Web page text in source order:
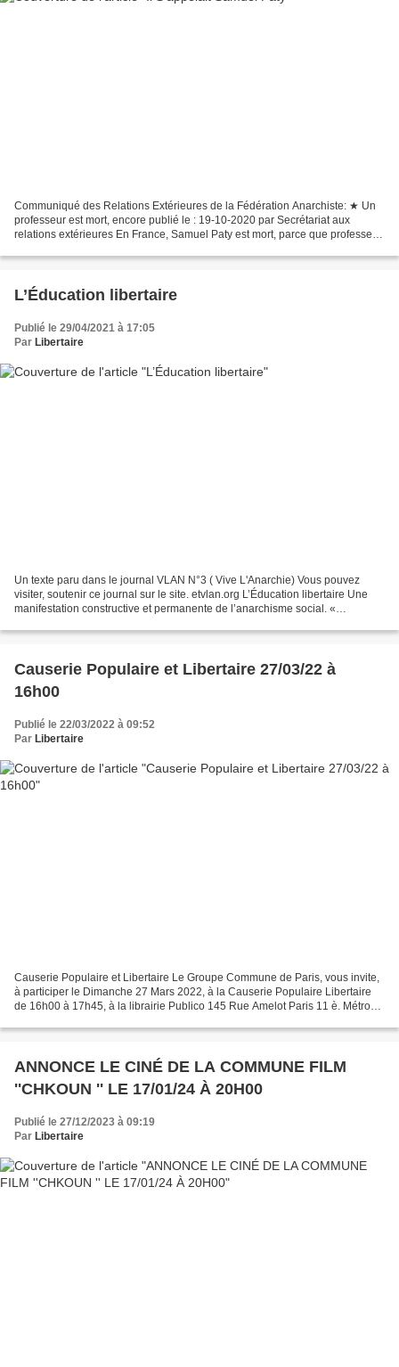
Communiqué des Relations Extérieures de la Fédération Anarchiste: ★ Un
professeur est mort, encore publié le : 19-10-2020 par Secrétariat aux
relations extérieures En France, Samuel Paty est mort, parce que professeur,
L’Éducation libertaire
Publié le 29/04/2021 à 17:05
Par Libertaire
Un texte paru dans le journal VLAN N°3 ( Vive L'Anarchie) Vous pouvez
visiter, soutenir ce journal sur le site. etvlan.org L’Éducation libertaire Une
manifestation constructive et permanente de l’anarchisme social. «
Causerie Populaire et Libertaire 27/03/22 à
16h00
Publié le 22/03/2022 à 09:52
Par Libertaire
Causerie Populaire et Libertaire Le Groupe Commune de Paris, vous invite,
à participer le Dimanche 27 Mars 2022, à la Causerie Populaire Libertaire
de 16h00 à 17h45, à la librairie Publico 145 Rue Amelot Paris 11 è. Métro
ANNONCE LE CINÉ DE LA COMMUNE FILM
''CHKOUN '' LE 17/01/24 À 20H00
Publié le 27/12/2023 à 09:19
Par Libertaire